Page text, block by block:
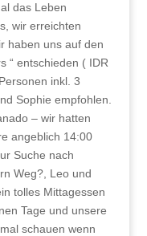
das Leben
wir erreichten
haben uns auf den
“ entschieden ( IDR
inkl. 3
Sophie empfohlen.
– wir hatten
angeblich 14:00
Suche nach
Weg?, Leo und
tolles Mittagessen
Tage und unsere
schauen wenn